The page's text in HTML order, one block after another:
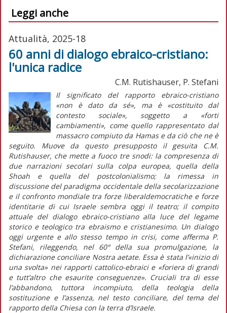
Leggi anche
Attualità, 2025-18
60 anni di dialogo ebraico-cristiano:
l'unica radice
C.M. Rutishauser, P. Stefani
Il significato del rapporto ebraico-cristiano
«non è dato da sé», ma è «costituito dal
contesto sociale», soggetto a «forti
cambiamenti», come quello rappresentato dal
massacro compiuto da Hamas e da ciò che ne è
seguito. Muove da questo presupposto il gesuita C.M.
Rutishauser, che mette a fuoco tre snodi: la compresenza di
due narrazioni secolari sulla colpa europea, quella della
Shoah e quella del postcolonialismo; la rimessa in
discussione del paradigma occidentale della secolarizzazione
e il confronto mondiale tra forze liberaldemocratiche e forze
identitarie di cui Israele sembra oggi il teatro; il compito
attuale del dialogo ebraico-cristiano alla luce del legame
storico e teologico tra ebraismo e cristianesimo. Un dialogo
oggi urgente e allo stesso tempo in crisi, come afferma P.
Stefani, rileggendo, nel 60° della sua promulgazione, la
dichiarazione conciliare Nostra aetate. Essa è stata l’«inizio di
una svolta» nei rapporti cattolico-ebraici e «foriera di grandi
e tutt’altro che esaurite conseguenze». Cruciali tra di esse
l’abbandono, tuttora incompiuto, della teologia della
sostituzione e l’assenza, nel testo conciliare, del tema del
rapporto della Chiesa con la terra d’Israele.